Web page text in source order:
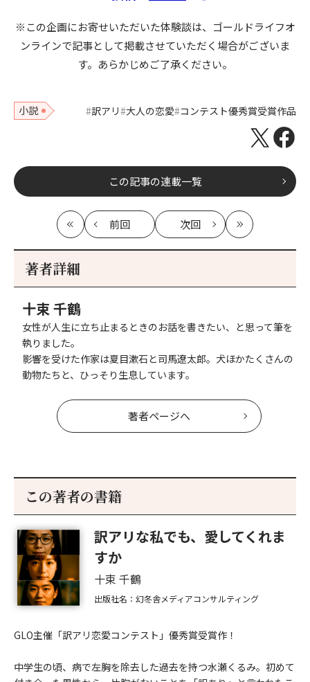
※この企画にお寄せいただいた体験談は、ゴールドライフオ
ンラインで記事として掲載させていただく場合がございま
す。あらかじめご了承ください。
小説 訳アリ 大人の恋愛 コンテスト優秀賞受賞作品
この記事の連載一覧
最
初
前回
記
次回
記
最
新
著者詳細
十束 千鶴
女性が人生に立ち止まるときのお話を書きたい、と思って筆を
執りました。
影響を受けた作家は夏目漱石と司馬遼太郎。犬ほかたくさんの
動物たちと、ひっそり生息しています。
著者ページへ
この著者の書籍
訳アリな私でも、愛してくれま
すか
十束 千鶴
出版社名：幻冬舎メディアコンサルティング
GLO主催「訳アリ恋愛コンテスト」優秀賞受賞作！
中学生の頃、病で左胸を除去した過去を持つ水瀬くるみ。初めて